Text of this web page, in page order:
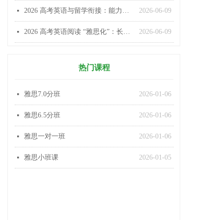
2026-01-06
넷 雅思7.0分班
2026-01-06
넷 雅思6.5分班
2026-01-06
넷 雅思一对一班
2026-01-05
넷 雅思小班课
热门课程
2026-06-09
넷 2026 高考英语与留学衔接：能力导向改革，提前适配雅思 / 托福
2026-06-09
넷 2026 高考英语阅读 “雅思化”：长难句增多、思辨性增强、文化与科技成主流